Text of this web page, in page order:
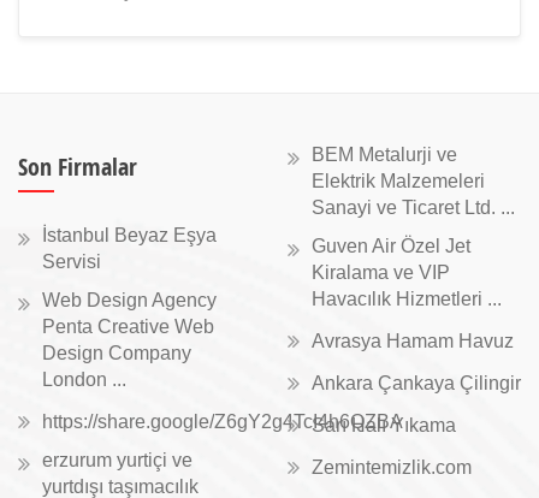
Son Firmalar
İstanbul Beyaz Eşya
Servisi
Web Design Agency
Penta Creative Web
Design Company
London ...
https://share.google/Z6gY2g4TcI4h6QZBA
erzurum yurtiçi ve
yurtdışı taşımacılık
BEM Metalurji ve
Elektrik Malzemeleri
Sanayi ve Ticaret Ltd. ...
Guven Air Özel Jet
Kiralama ve VIP
Havacılık Hizmetleri ...
Avrasya Hamam Havuz
Ankara Çankaya Çilingir
Sarı Halı Yıkama
Zemintemizlik.com